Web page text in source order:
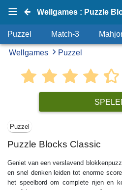
Puzzel Match-3
Wellgames Puzzel
Puzzel
Puzzle Blocks Classic
Geniet van een verslavend
en snel denken leiden tot enorme
het speelbord om complete rijen en